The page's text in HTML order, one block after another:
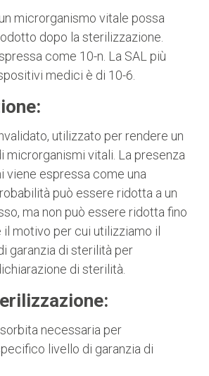
microrganismo vitale possa
dopo la sterilizzazione.
come 10-n. La SAL più
medici è di 10-6.
utilizzato per rendere un
microrganismi vitali. La presenza
viene espressa come una
può essere ridotta a un
ma non può essere ridotta fino
il motivo per cui utilizziamo il
garanzia di sterilità per
di sterilità.
necessaria per
livello di garanzia di